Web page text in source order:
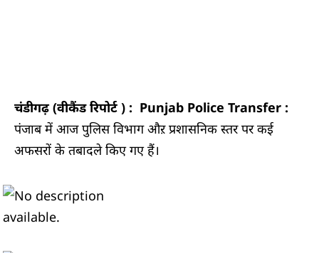
चंडीगढ़ (वीकैंड रिपोर्ट ) : Punjab Police Transfer :
पंजाब में आज पुलिस विभाग औऱ प्रशासनिक स्तर पर कई
अफसरों के तबादले किए गए हैं।